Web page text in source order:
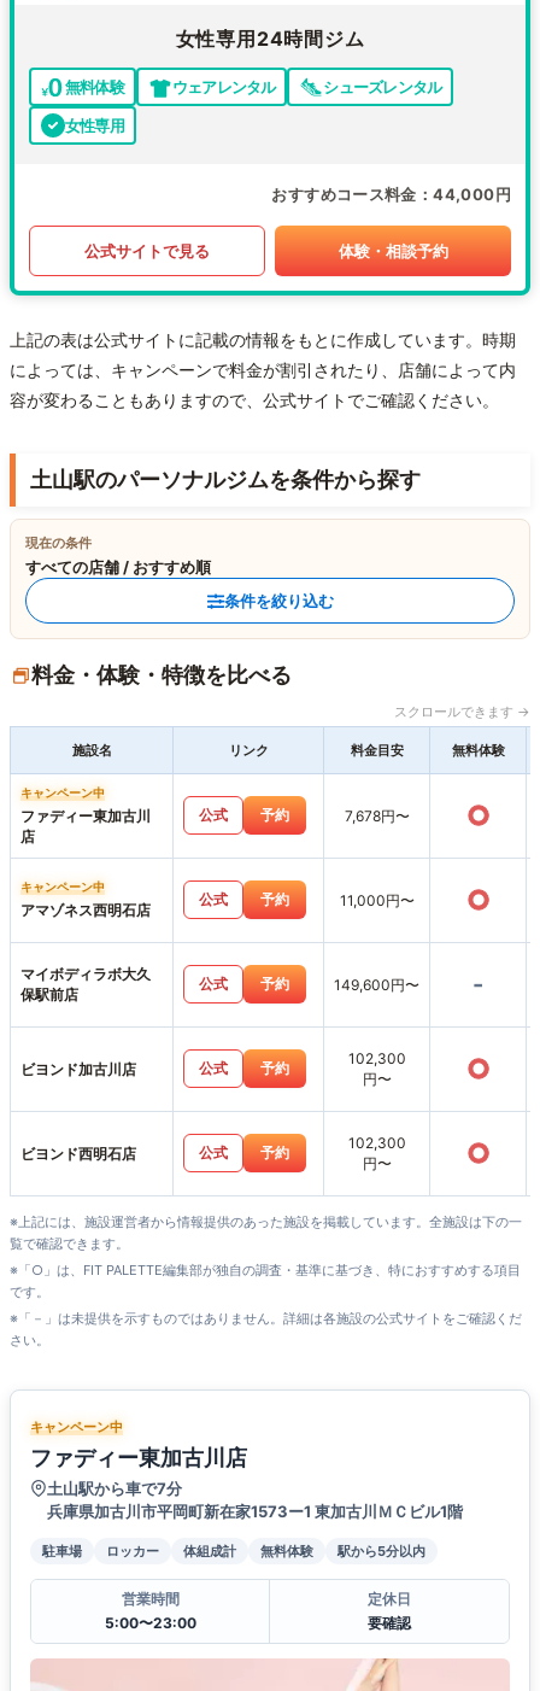
女性専用24時間ジム
無料体験 ウェアレンタル
シューズレンタル
女性専用
おすすめコース料金 44,000円
公式サイトで見る 体験・相談予約
上記の表は公式サイトに記載の情報をもとに作成しています。時期
によっては、キャンペーンで料金が割引されたり、店舗によって内
容が変わることもありますので、公式サイトでご確認ください。
土山駅のパーソナルジムを条件から探す
現在の条件
すべての店舗 / おすすめ順
条件を絞り込む
料金・体験・特徴を比べる
スクロールできます →
施設名 リンク 料金目安 無料体験
キャンペーン中
ファディー東加古川
店
公式 予約 7,678円〜 ○
キャンペーン中
アマゾネス西明石店
公式 予約 11,000円〜 ○
マイボディラボ大久
保駅前店
公式 予約 149,600円〜 -
ビヨンド加古川店 公式 予約
102,300
円〜
○
ビヨンド西明石店 公式 予約
102,300
円〜
○
※上記には、施設運営者から情報提供のあった施設を掲載しています。全施設は下の一
覧で確認できます。
※「○」は、FIT PALETTE編集部が独自の調査・基準に基づき、特におすすめする項目
です。
※「－」は未提供を示すものではありません。詳細は各施設の公式サイトをご確認くだ
さい。
キャンペーン中
ファディー東加古川店
土山駅から車で7分
兵庫県加古川市平岡町新在家1573ー1 東加古川ＭＣビル1階
駐車場 ロッカー 体組成計 無料体験 駅から5分以内
営業時間
5:00〜23:00
定休日
要確認